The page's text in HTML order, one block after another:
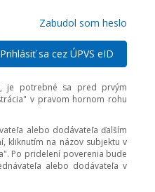
Zabudol som heslo
Prihlásiť sa cez ÚPVS eID
je potrebné sa pred prvým
v pravom hornom rohu
alebo dodávateľa ďalším
kliknutím na názov subjektu v
Po pridelení poverenia bude
alebo dodávateľa v